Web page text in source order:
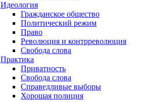
Идеология
Гражданское общество
Политический режим
Право
Революция и контрреволюция
Свобода слова
Практика
Приватность
Свобода слова
Справедливые выборы
Хорошая полиция